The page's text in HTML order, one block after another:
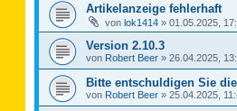
Artikelanzeige fehlerhaft
von lok1414 » 01.05.2025,
Version 2.10.3
von Robert Beer » 26.04.2025,
Bitte entschuldigen Sie
von Robert Beer » 25.04.2025,